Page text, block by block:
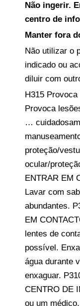
Não ingerir.
centro de
Manter fora
Não utilizar o
indicado ou
diluir com
H315
Provoca
…
proteção/
ocular/
ENTRAR EM
Lavar com
abundantes.
EM
lentes de
possível.
água durante
enxaguar.
CENTRO DE
ou um médico.